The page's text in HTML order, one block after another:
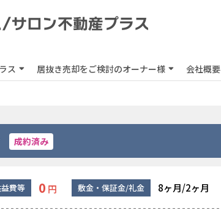
ス 居抜き売却をご検討のオーナー様 会社概要
成約済み
費等 0 円 敷金・保証金/礼金 8ヶ月/2ヶ月